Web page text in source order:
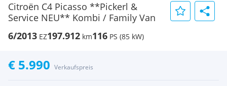
Citroën C4 Picasso **Pickerl &
Service NEU** Kombi / Family Van
6/2013 EZ197.912 km116 PS (85 kW)
€ 5.990 Verkaufspreis